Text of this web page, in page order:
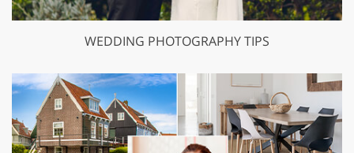
WEDDING PHOTOGRAPHY TIPS